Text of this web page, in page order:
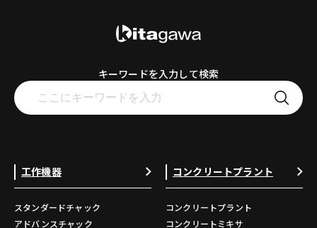
キーワードを入力して検索
工作機器
スタンダードチャック
アドバンスチャック
コンクリートプラント
コンクリートプラント
コンクリートミキサ